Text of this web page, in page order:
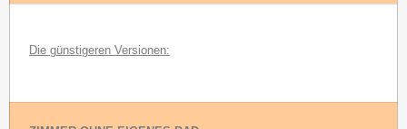
Die günstigeren Versionen: